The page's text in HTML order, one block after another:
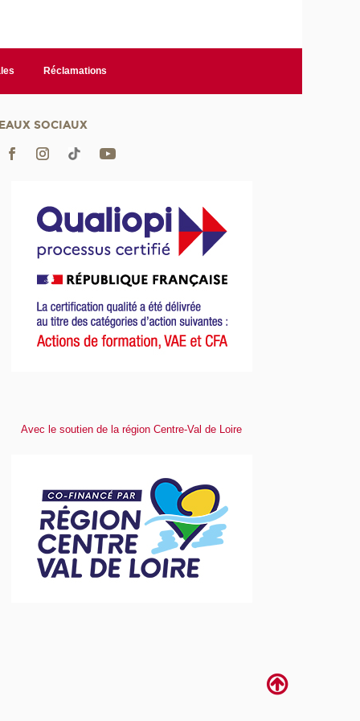
Réclamations
SOCIAUX
Avec le soutien de la région Centre-Val de Loire